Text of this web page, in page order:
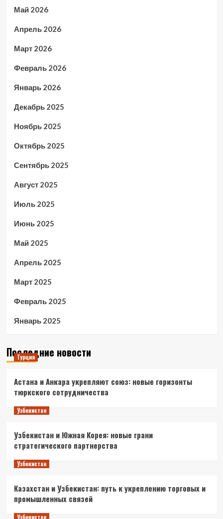
Май 2026
Апрель 2026
Март 2026
Февраль 2026
Январь 2026
Декабрь 2025
Ноябрь 2025
Октябрь 2025
Сентябрь 2025
Август 2025
Июль 2025
Июнь 2025
Май 2025
Апрель 2025
Март 2025
Февраль 2025
Январь 2025
Последние новости
Турция
Астана и Анкара укрепляют союз: новые горизонты
тюркского сотрудничества
Узбекистан
Узбекистан и Южная Корея: новые грани
стратегического партнерства
Узбекистан
Казахстан и Узбекистан: путь к укреплению торговых и
промышленных связей
Узбекистан